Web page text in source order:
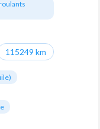
du pack
agent local
115249 km